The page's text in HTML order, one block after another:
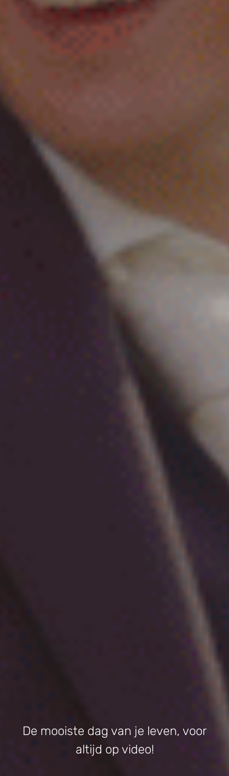
De mooiste dag van je leven, voor
altijd op video!